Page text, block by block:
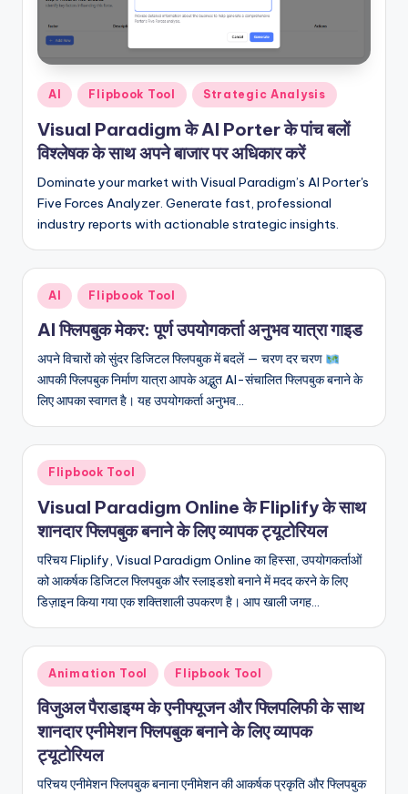
-
A
I,
S
o
f
t
w
a
r
e
&
i
g
it
a
n
si
g
h
t
s
Posted
in
AI Flipbook Tool Strategic Analysis
Visual Paradigm के AI Porter के पांच बलों
विश्लेषक के साथ अपने बाजार पर अधिकार करें
Dominate your market with Visual Paradigm’s AI Porter's
Five Forces Analyzer. Generate fast, professional
industry reports with actionable strategic insights.
Posted
in
AI Flipbook Tool
AI फ्लिपबुक मेकर: पूर्ण उपयोगकर्ता अनुभव यात्रा गाइड
अपने विचारों को सुंदर डिजिटल फ्लिपबुक में बदलें — चरण दर चरण
आपकी फ्लिपबुक निर्माण यात्रा आपके अद्भुत AI-संचालित फ्लिपबुक बनाने के
लिए आपका स्वागत है। यह उपयोगकर्ता अनुभव…
Posted
in
Flipbook Tool
Visual Paradigm Online के Fliplify के साथ
शानदार फ्लिपबुक बनाने के लिए व्यापक ट्यूटोरियल
परिचय Fliplify, Visual Paradigm Online का हिस्सा, उपयोगकर्ताओं
को आकर्षक डिजिटल फ्लिपबुक और स्लाइडशो बनाने में मदद करने के लिए
डिज़ाइन किया गया एक शक्तिशाली उपकरण है। आप खाली जगह…
Posted
in
Animation Tool Flipbook Tool
विजुअल पैराडाइग्म के एनीफ्यूजन और फ्लिपलिफी के साथ
शानदार एनीमेशन फ्लिपबुक बनाने के लिए व्यापक
ट्यूटोरियल
परिचय एनीमेशन फ्लिपबुक बनाना एनीमेशन की आकर्षक प्रकृति और फ्लिपबुक